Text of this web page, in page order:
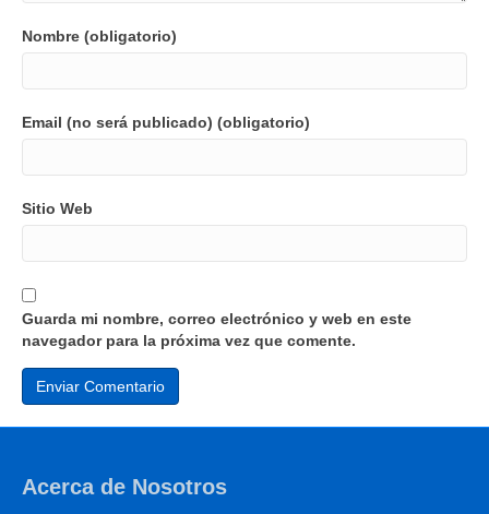
Nombre (obligatorio)
Email (no será publicado) (obligatorio)
Sitio Web
Guarda mi nombre, correo electrónico y web en este
navegador para la próxima vez que comente.
Acerca de Nosotros